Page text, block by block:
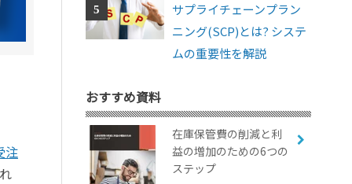
注
サプライチェーンプラン
ニング(SCP)とは? システ
ムの重要性を解説
おすすめ資料
在庫保管費の削減と利
益の増加のための6つの
ステップ